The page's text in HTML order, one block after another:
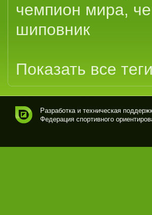
чемпион мира,
шиповник
Показать все теги
вно
Разработка и техническая
Федерация спортивного